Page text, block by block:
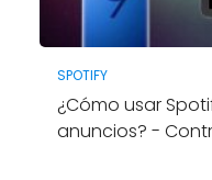
SPOTIFY
¿Cómo usar
anuncios? -